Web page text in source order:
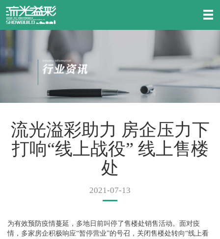
流光溢彩助力 房企压力下
打响“线上战役” 线上售楼
处
2021-07-13
为有效预防疫情蔓延，多地日前叫停了售楼处销售活动。面对疫
情，多家房企积极响应“暂停营业”的号召，关闭售楼处转向“线上看